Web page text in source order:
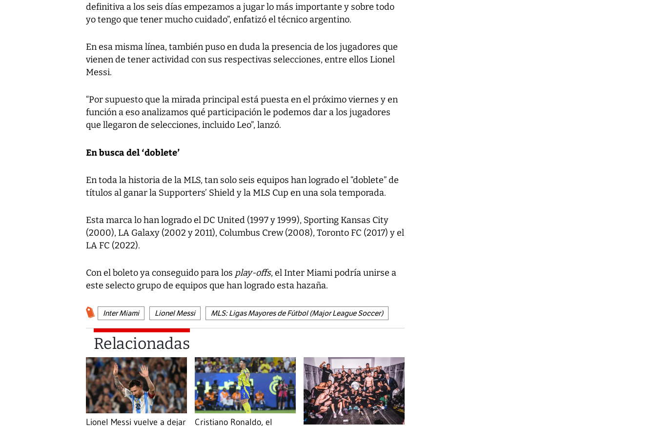
definitiva a los seis días empezamos a jugar lo más importante y sobre todo
yo tengo que tener mucho cuidado”, enfatizó el técnico argentino.
En esa misma línea, también puso en duda la presencia de los jugadores que
vienen de tener actividad con sus respectivas selecciones, entre ellos Lionel
Messi.
“Por supuesto que la mirada principal está puesta en el próximo viernes y en
función a eso analizamos qué participación le podemos dar a los jugadores
que llegaron de selecciones, incluido Leo”, lanzó.
En busca del ‘doblete’
En toda la historia de la MLS, tan solo seis equipos han logrado el “doblete” de
títulos al ganar la Supporters’ Shield y la MLS Cup en una sola temporada.
Esta marca lo han logrado el DC United (1997 y 1999), Sporting Kansas City
(2000), LA Galaxy (2002 y 2011), Columbus Crew (2008), Toronto FC (2017) y el
LA FC (2022).
Con el boleto ya conseguido para los play-offs, el Inter Miami podría unirse a
este selecto grupo de equipos que han logrado esta hazaña.
Inter Miami Lionel Messi MLS: Ligas Mayores de Fútbol (Major League Soccer)
Relacionadas
Lionel Messi vuelve a dejar Cristiano Ronaldo, el